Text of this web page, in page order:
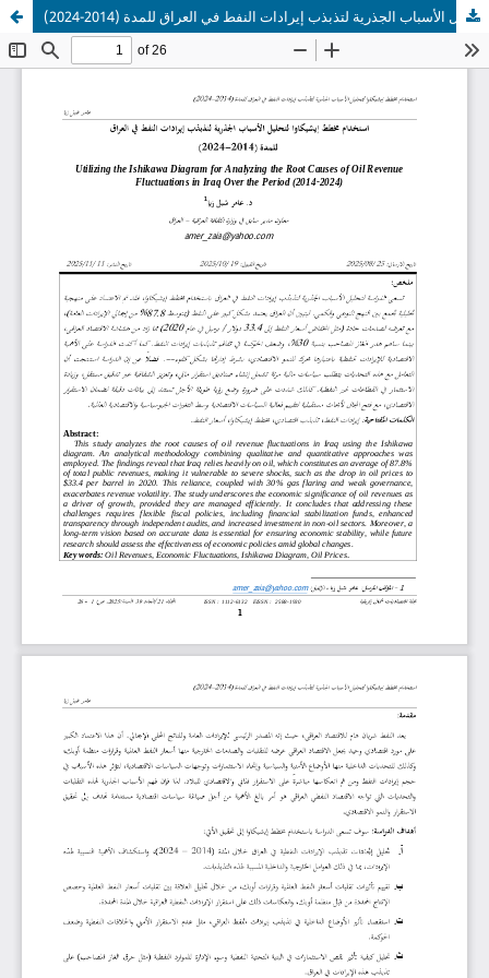
استخدام مخطط إيشيكاوا لتحليل الأسباب الجذرية لتذبذب إيرادات النفط في العراق للمدة (2014-2024)